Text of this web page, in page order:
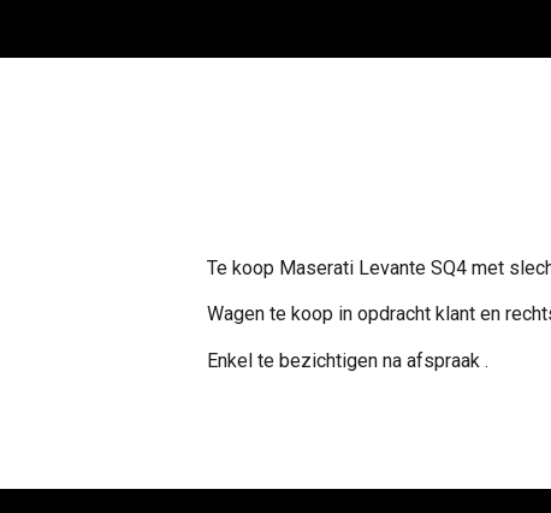
Te koop Maserati Levante SQ4 met
Wagen te koop in opdracht klant en
Enkel te bezichtigen na afspraak .